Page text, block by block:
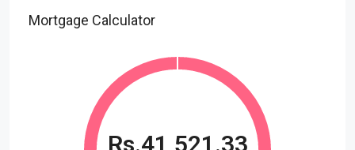
Mortgage Calculator
Rs.41,521.33